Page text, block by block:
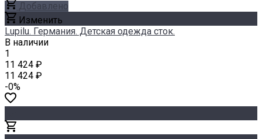
Добавлено
Изменить
Lupilu. Германия. Детская одежда сток.
В наличии
1
11 424 ₽
11 424 ₽
-0%